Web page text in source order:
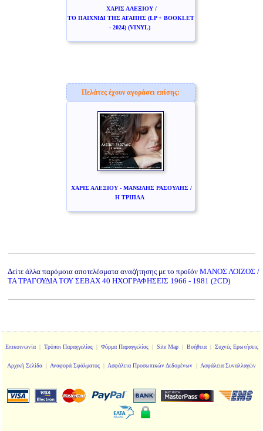
ΧΑΡΙΣ ΑΛΕΞΙΟΥ /
ΤΟ ΠΑΙΧΝΙΔΙ ΤΗΣ ΑΓΑΠΗΣ (LP + BOOKLET
- 2024) (VINYL)
Πελάτες έχουν αγοράσει επίσης:
ΧΑΡΙΣ ΑΛΕΞΙΟΥ - ΜΑΝΩΛΗΣ ΡΑΣΟΥΛΗΣ /
Η ΤΡΙΠΛΑ
Δείτε άλλα παρόμοια αποτελέσματα αναζήτησης με το προϊόν ΜΑΝΟΣ ΛΟΙΖΟΣ /
ΤΑ ΤΡΑΓΟΥΔΙΑ ΤΟΥ ΣΕΒΑΧ 40 ΗΧΟΓΡΑΦΗΣΕΙΣ 1966 - 1981 (2CD)
Επικοινωνία| Τρόποι Παραγγελίας| Φόρμα Παραγγελίας| Site Map| Βοήθεια| Συχνές Ερωτήσεις
Αρχική Σελίδα | Αναφορά Σφάλματος | Ασφάλεια Προσωπικών Δεδομένων | Ασφάλεια Συναλλαγών